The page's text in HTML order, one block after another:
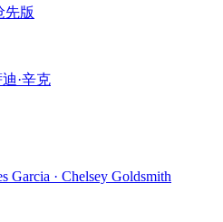
先版
·辛克
Garcia · Chelsey Goldsmith